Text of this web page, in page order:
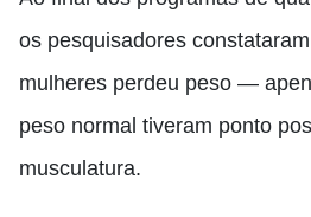
os pesquisadores
mulheres perdeu peso —
peso normal tiveram ponto
musculatura.